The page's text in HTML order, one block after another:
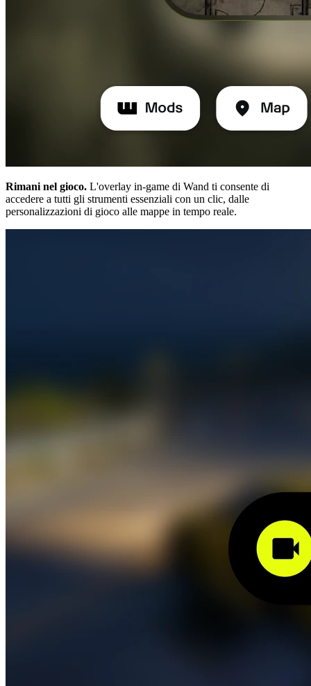
Rimani nel gioco. L'overlay in-game di Wand ti consente di
accedere a tutti gli strumenti essenziali con un clic, dalle
personalizzazioni di gioco alle mappe in tempo reale.